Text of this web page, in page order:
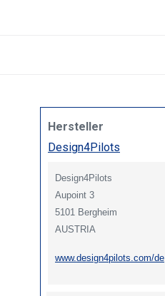
Hersteller
Design4Pilots
Design4Pilots
Aupoint 3
5101 Bergheim
AUSTRIA
www.design4pilots.com/de